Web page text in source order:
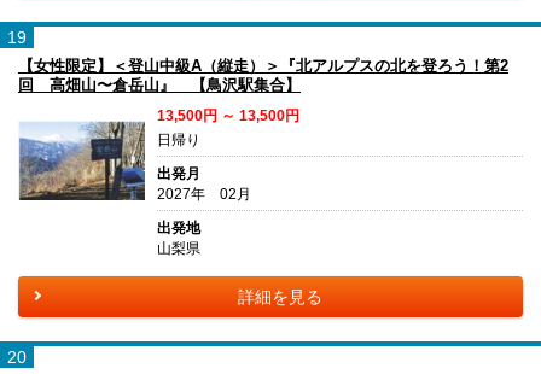
19
【女性限定】＜登山中級A（縦走）＞『北アルプスの北を登ろう！第2
回 高畑山〜倉岳山』 【鳥沢駅集合】
13,500円 ～ 13,500円
日帰り
出発月
2027年 02月
出発地
山梨県
詳細を見る
20